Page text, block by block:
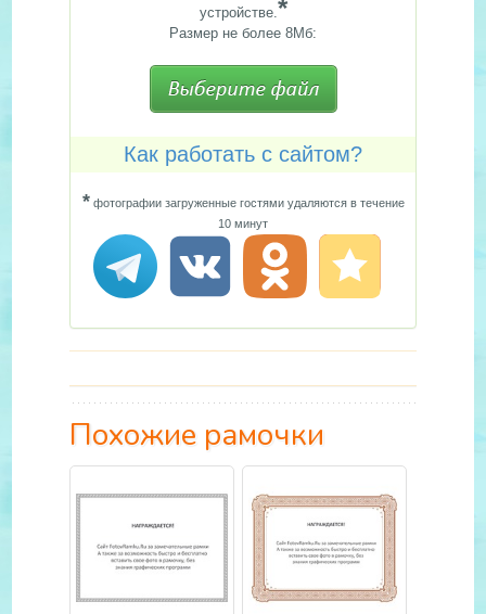
устройстве.*
Размер не более 8Мб:
Как работать с сайтом?
*фотографии загруженные гостями удаляются в течение
10 минут
Похожие рамочки